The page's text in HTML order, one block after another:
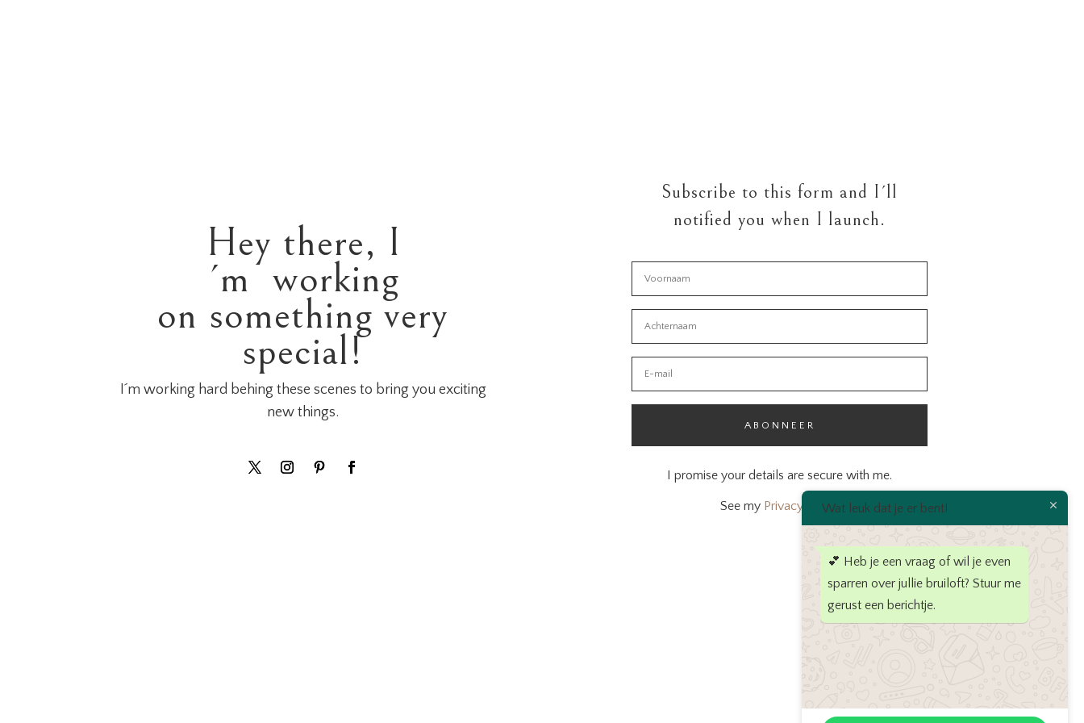
Hey there, I
´m working
on something very
special!
I´m working hard behing these scenes to bring you exciting
new things.
Subscribe to this form and I´ll
notified you when I launch.
ABONNEER
I promise your details are secure with me.
See my Privacy policyWat leuk dat je er bent!
💕 Heb je een vraag of wil je even
sparren over jullie bruiloft? Stuur me
gerust een berichtje.